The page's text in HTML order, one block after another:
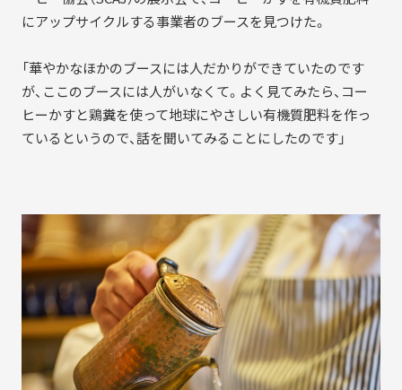
にアップサイクルする事業者のブースを見つけた。
「華やかなほかのブースには人だかりができていたのです
が、ここのブースには人がいなくて。よく見てみたら、コー
ヒーかすと鶏糞を使って地球にやさしい有機質肥料を作っ
ているというので、話を聞いてみることにしたのです」